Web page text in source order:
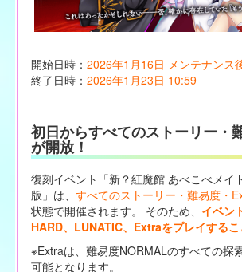
開始日時： 2026年1月16日 メンテナンス
終了日時： 2026年1月23日 10:59
初日からすべてのストーリー・
が開放！
復刻イベント「新？紅魔館 あべこべメイ
版」は、 すべてのストーリー・難易度・
状態で開催されます。 そのため、 イベン
HARD、LUNATIC、Extraをプレイするこ
※Extraは、難易度NORMALのすべての探
可能となります。